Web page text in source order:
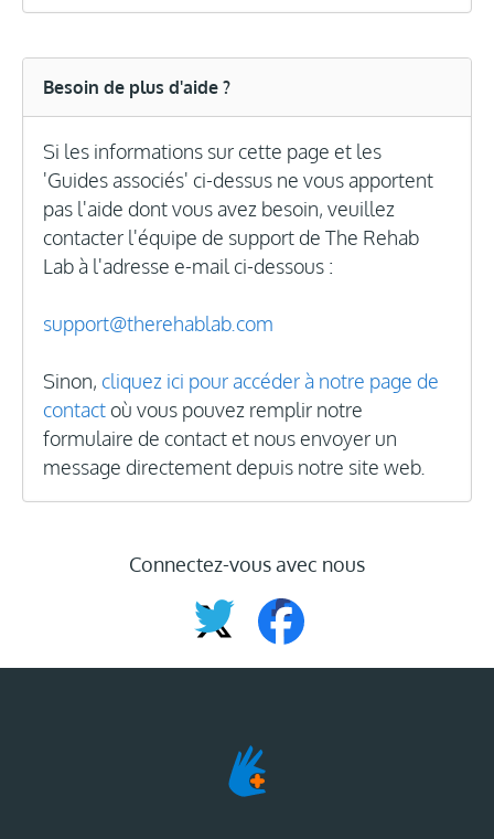
Besoin de plus d'aide ?
Si les informations sur cette page et les
'Guides associés' ci-dessus ne vous apportent
pas l'aide dont vous avez besoin, veuillez
contacter l'équipe de support de The Rehab
Lab à l'adresse e-mail ci-dessous :
support@therehablab.com
Sinon, cliquez ici pour accéder à notre page de
contact où vous pouvez remplir notre
formulaire de contact et nous envoyer un
message directement depuis notre site web.
Connectez-vous avec nous